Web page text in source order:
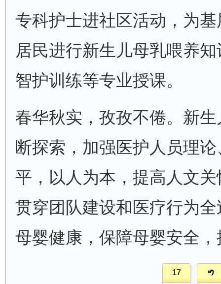
专科护士进社区活动，为
居民进行新生儿母乳喂养
智护训练等专业授课。
春华秋实，孜孜不倦。新
断探索，加强医护人员理
平，以人为本，提高人文
贯穿团队建设和医疗行为
母婴健康，保障母婴安全
17